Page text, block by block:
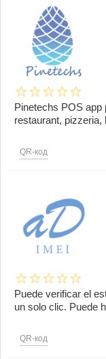
Pinetechs POS app
restaurant, pizzeria,
QR-код
Puede verificar el
un solo clic. Puede
QR-код